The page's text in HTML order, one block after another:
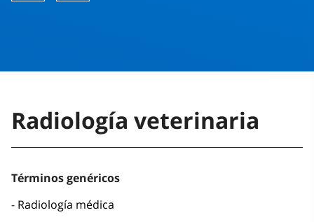
Radiología veterinaria
Términos genéricos
Radiología médica